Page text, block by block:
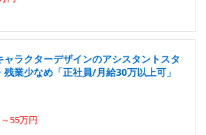
ラクターデザインのアシスタントスタ
業少なめ「正社員/月給30万以上可」
55万円